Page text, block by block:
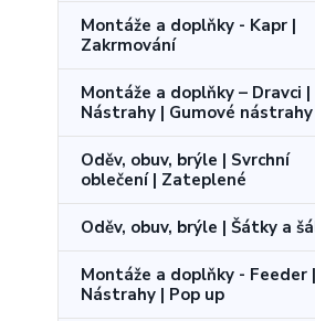
Montáže a doplňky - Kapr |
Zakrmování
Montáže a doplňky – Dravci |
Nástrahy | Gumové nástrahy
Oděv, obuv, brýle | Svrchní
oblečení | Zateplené
Oděv, obuv, brýle | Šátky a
Montáže a doplňky - Feeder |
Nástrahy | Pop up